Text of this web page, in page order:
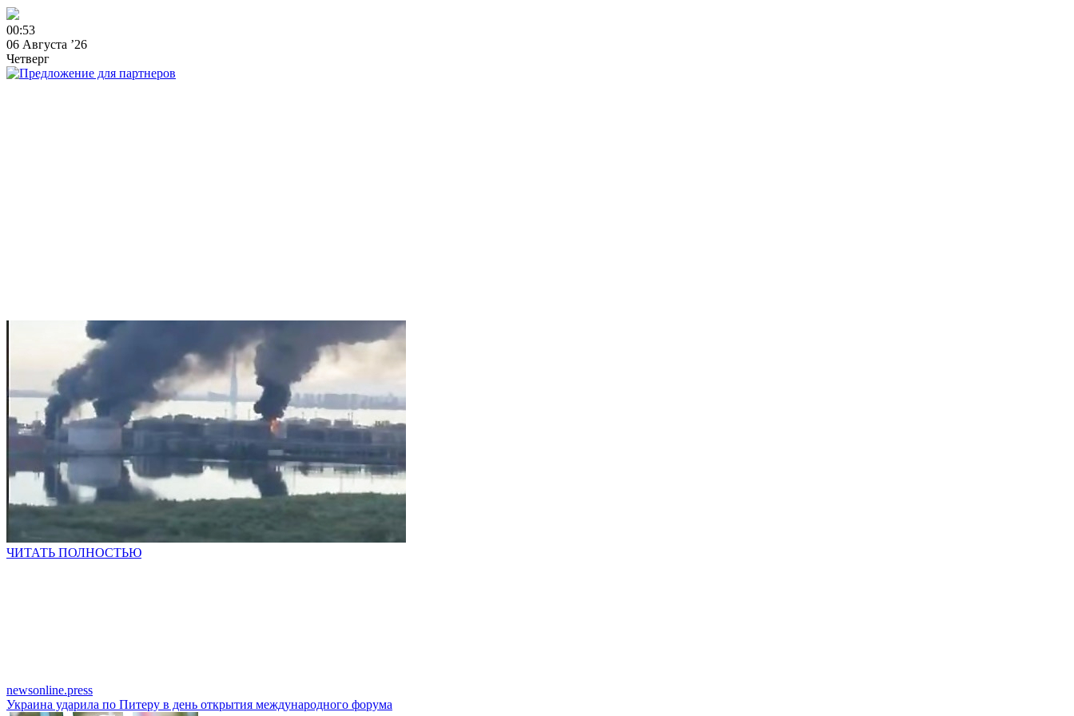
00:53
06 Августа ’26
Четверг
ЧИТАТЬ ПОЛНОСТЬЮ
newsonline.press
Украина ударила по Питеру в день открытия международного форума